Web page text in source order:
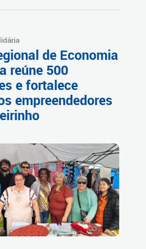
de Economia
reúne 500
e fortalece
empreendedores